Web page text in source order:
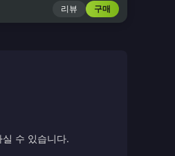
리뷰 구매
수 있습니다.